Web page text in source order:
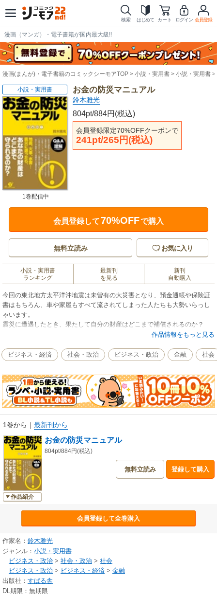
検索 はじめて カート ログイン 会員登録
漫画（マンガ）・電子書籍が国内最大級!!
漫画(まんが)・電子書籍のコミックシーモアTOP 小説・実用書 小説・実用書
お金の防災マニュアル
鈴木雅光
804pt/884円(税込)
会員登録限定70%OFFクーポンで
241pt/265円(税込)
小説・実用書
1巻配信中
会員登録して70%OFFで購入
無料立読み お気に入り
小説・実用書
ランキング
最新刊
を見る
新刊
自動購入
今回の東北地方太平洋沖地震は未曽有の大災害となり、預金通帳や保険証
書はもちろん、車や家屋もすべて流されてしまった人たちも大勢いらっし
ゃいます。
震災に遭遇したとき、果たして自分の財産はどこまで補償されるのか？
現金、住宅、車、生命・地震保険、株・債券……災害への備えから被災時
震災で無一文にならないための最強バイブル！
作品情報をもっと見る
ビジネス・経済 社会・政治 ビジネス・政治 金融 社会
1巻から ｜ 最新刊から
作品紹介
お金の防災マニュアル
804pt/884円(税込)
無料立読み 登録して購入
会員登録して全巻購入
作家名： 鈴木雅光
ジャンル： 小説・実用書
ビジネス・政治 > 社会・政治 > 社会
ビジネス・政治 > ビジネス・経済 > 金融
出版社： すばる舎
DL期限：無期限